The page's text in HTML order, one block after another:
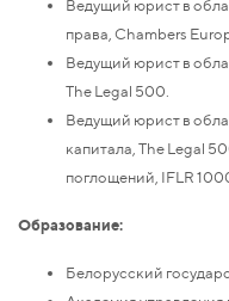
Ведущий юрист в
права, Chambers
Ведущий юрист в
The Legal 500.
Ведущий юрист в
капитала, The Legal
поглощений, IFLR
Образование:
Белорусский